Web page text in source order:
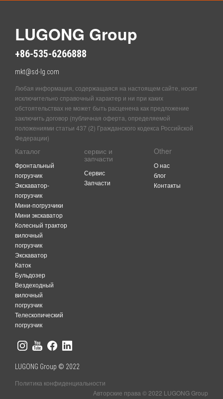
LUGONG Group
+86-535-6266888
mkt@sd-lg.com
Любая информация, содержащаяся на настоящем сайте, носит
исключительно справочный характер и ни при каких
обстоятельствах не может быть расценена как предложение
заключить договор (публичная оферта, определяемой
положениями статьи 437 (2) Гражданского кодекса Российской
Федерации)
Каталог
Фронтальный
погрузчик
Экскаватор-
погрузчик
Мини-погрузчики
Мини экскаватор
Колесный трактор
вилочный
погрузчик
Экскаватор
Каток
Бульдозер
Вездеходный
вилочный
погрузчик
Телескопический
погрузчик
сервис и
запчасти
Сервис
Запчасти
Other
O нас
блог
Контакты
LUGONG Group © 2022
Политика конфиденциальности
Авторские права © 2022 LUGONG Group